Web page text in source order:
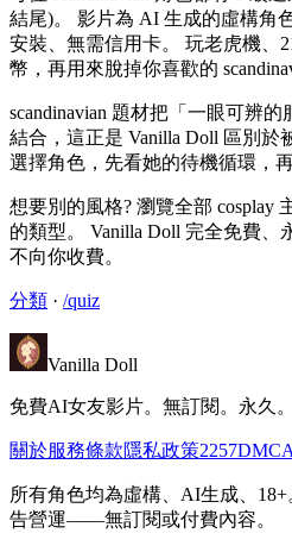
結尾)。 影片為 AI 生成的虛構角
安裝、無需信用卡。 玩老虎機、
幣，再用來脫掉你喜歡的
scandinavian 題材把「一眼可辨的
結合，這正是 Vanilla Doll 區別於
選擇角色，先看她的待機循環，
想要別的風格? 瀏覽全部 cosplay
的類型。 Vanilla Doll 完全免費
不向你收費。
分類 · /quiz
Vanilla Doll
免費AI女友影片。無訂閱。永久。
關於服務條款隱私政策2257DMCA
所有角色均為虛構、AI生成、
告營運——無訂閱或付費內容。